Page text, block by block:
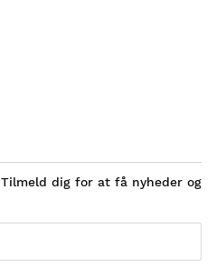
dig for at få nyheder og